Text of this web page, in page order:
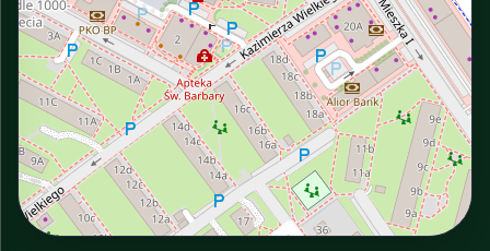
INTERACTIVE VIEW